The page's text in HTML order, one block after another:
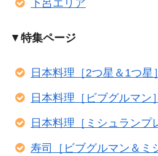
下呂エリア
▼ 特集ページ
日本料理［2つ星＆1つ星］
日本料理［ビブグルマン］
日本料理［ミシュランプ
寿司［ビブグルマン＆ミ